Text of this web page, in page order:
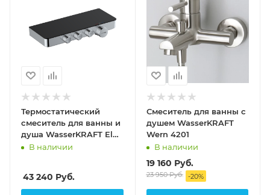
Термостатический
смеситель для ванны и
душа WasserKRAFT Elbe
7499 Thermo
В наличии
43 240 Руб.
Смеситель для ванны с
душем WasserKRAFT
Wern 4201
В наличии
19 160 Руб.
23 950Руб. -20%